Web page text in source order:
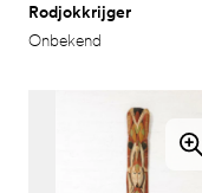
Rodjokkrijger
Onbekend